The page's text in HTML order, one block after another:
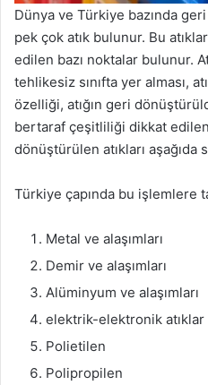
Dünya ve Türkiye bazında
pek çok atık bulunur. Bu
edilen bazı noktalar bulunur.
tehlikesiz sınıfta yer alması,
özelliği, atığın geri
bertaraf çeşitliliği dikkat
dönüştürülen atıkları aşağıda
Türkiye çapında bu işlemlere
Metal ve alaşımları
Demir ve alaşımları
Alüminyum ve alaşımları
elektrik-elektronik atıklar
Polietilen
Polipropilen